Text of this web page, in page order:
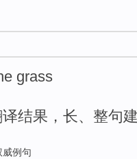
grass
译结果，长、整句
威例句